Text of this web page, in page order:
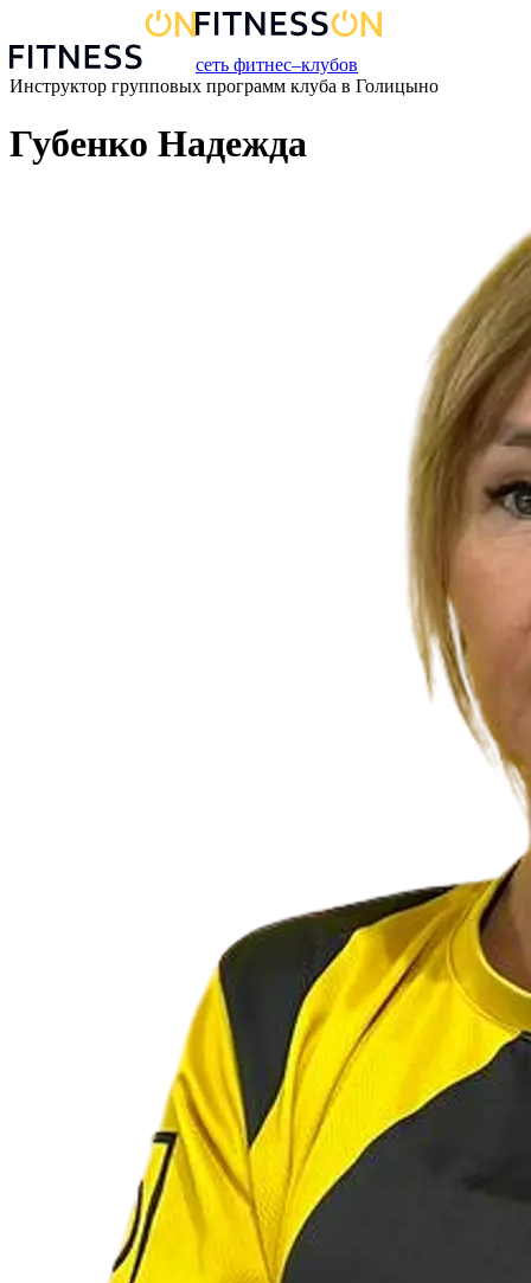
сеть фитнес–клубов
Инструктор групповых программ клуба в Голицыно
Губенко Надежда